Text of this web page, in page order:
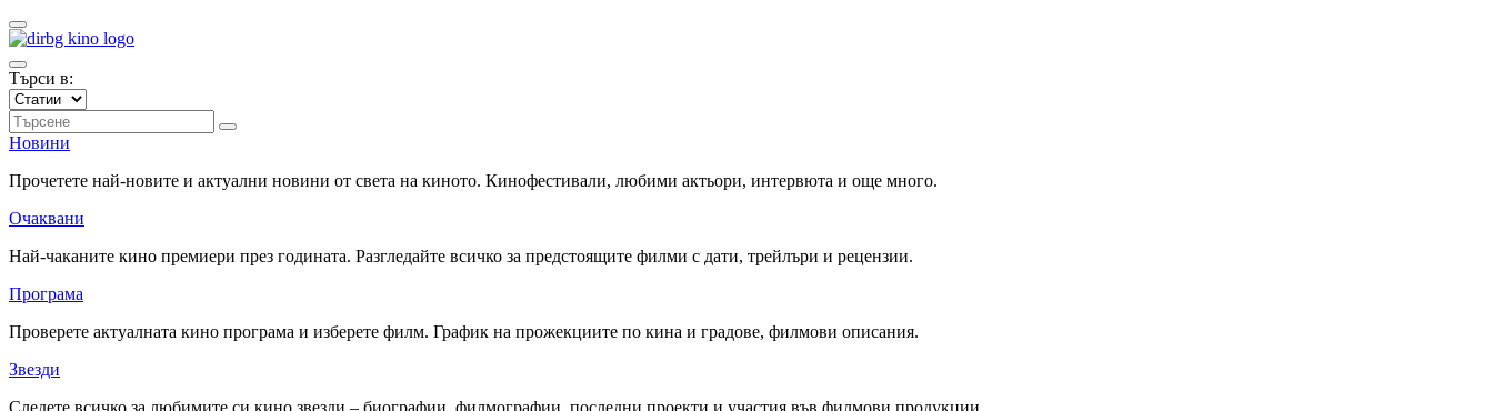
Търси в:
Новини
Прочетете най-новите и актуални новини от света на киното. Кинофестивали, любими актьори, интервюта и още много.
Очаквани
Най-чаканите кино премиери през годината. Разгледайте всичко за предстоящите филми с дати, трейлъри и рецензии.
Програма
Проверете актуалната кино програма и изберете филм. График на прожекциите по кина и градове, филмови описания.
Звезди
Следете всичко за любимите си кино звезди – биографии, филмографии, последни проекти и участия във филмови продукции.